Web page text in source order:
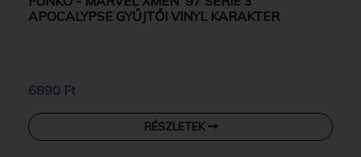
APOCALYPSE GYŰJTŐI VINYL KARAKTER
6890 Ft
RÉSZLETEK